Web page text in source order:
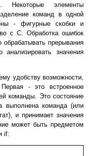
Некоторые элементы
команд в одной
- фигурные скобки и
с C. Обработка ошибок
прерывания
значения
удобству возможности,
- это встроенное
команды. Это состояние
выполнена команда (или
и принимает значения
может быть предметом
if: